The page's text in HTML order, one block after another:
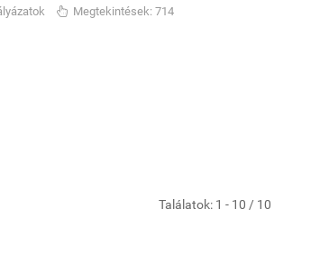
Megtekintések: 714
Találatok: 1 - 10 / 10